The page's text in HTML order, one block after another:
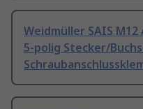
Weidmüller SAIS M12
5-polig Stecker/